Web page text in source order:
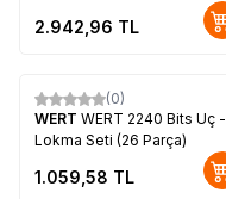
2.942,96 TL
(0)
WERT WERT 2240 Bits Uç -
Lokma Seti (26 Parça)
1.059,58 TL